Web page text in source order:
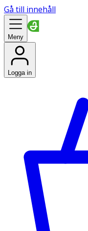
Gå till innehåll
Meny
Logga in